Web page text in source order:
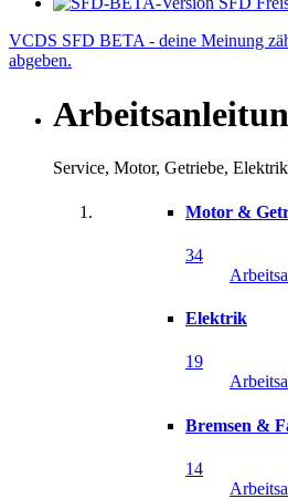
VCDS SFD BETA - deine Meinung
abgeben.
Service, Motor, Getriebe,
Motor &
34
Elektrik
19
Bremsen &
14